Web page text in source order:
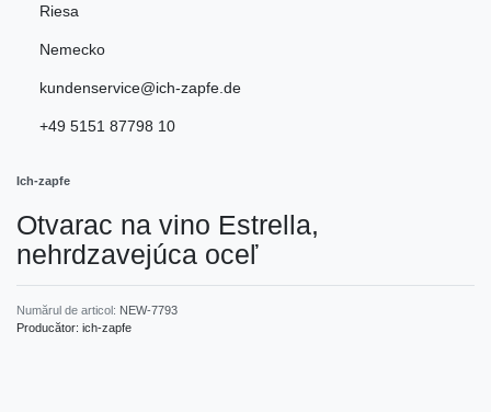
Riesa
Nemecko
kundenservice@ich-zapfe.de
+49 5151 87798 10
Ich-zapfe
Otvarac na vino Estrella,
nehrdzavejúca oceľ
Numărul de articol: NEW-7793
Producător: ich-zapfe